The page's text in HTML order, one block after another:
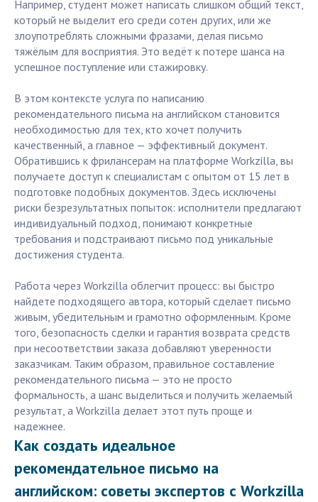
Например, студент может написать слишком общий текст,
который не выделит его среди сотен других, или же
злоупотреблять сложными фразами, делая письмо
тяжёлым для восприятия. Это ведёт к потере шанса на
успешное поступление или стажировку.
В этом контексте услуга по написанию
рекомендательного письма на английском становится
необходимостью для тех, кто хочет получить
качественный, а главное — эффективный документ.
Обратившись к фрилансерам на платформе Workzilla, вы
получаете доступ к специалистам с опытом от 15 лет в
подготовке подобных документов. Здесь исключены
риски безрезультатных попыток: исполнители предлагают
индивидуальный подход, понимают конкретные
требования и подстраивают письмо под уникальные
достижения студента.
Работа через Workzilla облегчит процесс: вы быстро
найдете подходящего автора, который сделает письмо
живым, убедительным и грамотно оформленным. Кроме
того, безопасность сделки и гарантия возврата средств
при несоответствии заказа добавляют уверенности
заказчикам. Таким образом, правильное составление
рекомендательного письма — это не просто
формальность, а шанс выделиться и получить желаемый
результат, а Workzilla делает этот путь проще и
надежнее.
Как создать идеальное
рекомендательное письмо на
английском: советы экспертов с Workzilla